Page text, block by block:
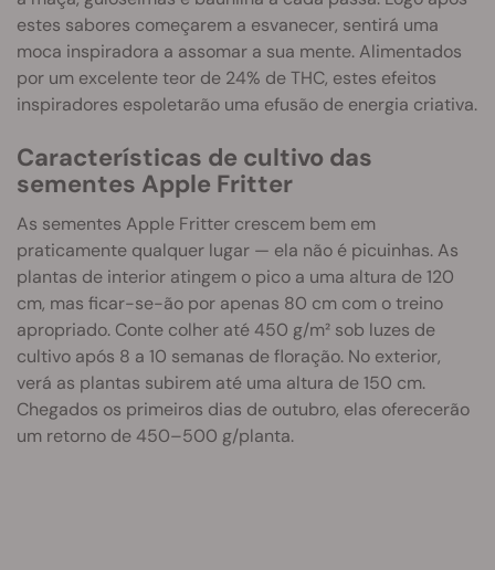
estes sabores começarem a esvanecer, sentirá uma
moca inspiradora a assomar a sua mente. Alimentados
por um excelente teor de 24% de THC, estes efeitos
inspiradores espoletarão uma efusão de energia criativa.
Características de cultivo das
sementes Apple Fritter
As sementes Apple Fritter crescem bem em
praticamente qualquer lugar — ela não é picuinhas. As
plantas de interior atingem o pico a uma altura de 120
cm, mas ficar-se-ão por apenas 80 cm com o treino
apropriado. Conte colher até 450 g/m² sob luzes de
cultivo após 8 a 10 semanas de floração. No exterior,
verá as plantas subirem até uma altura de 150 cm.
Chegados os primeiros dias de outubro, elas oferecerão
um retorno de 450–500 g/planta.